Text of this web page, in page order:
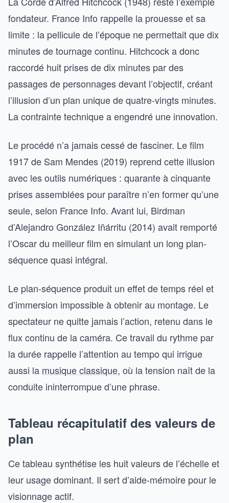
fondateur. France Info rappelle la prouesse et sa
limite : la pellicule de l’époque ne permettait que dix
minutes de tournage continu. Hitchcock a donc
raccordé huit prises de dix minutes par des
passages de personnages devant l’objectif, créant
l’illusion d’un plan unique de quatre-vingts minutes.
La contrainte technique a engendré une innovation.
Le procédé n’a jamais cessé de fasciner. Le film
1917 de Sam Mendes (2019) reprend cette illusion
avec les outils numériques : quarante à cinquante
prises assemblées pour paraître n’en former qu’une
seule, selon France Info. Avant lui, Birdman
d’Alejandro González Iñárritu (2014) avait remporté
l’Oscar du meilleur film en simulant un long plan-
séquence quasi intégral.
Le plan-séquence produit un effet de temps réel et
d’immersion impossible à obtenir au montage. Le
spectateur ne quitte jamais l’action, retenu dans le
flux continu de la caméra. Ce travail du rythme par
la durée rappelle l’attention au tempo qui irrigue
aussi la musique classique, où la tension naît de la
conduite ininterrompue d’une phrase.
Tableau récapitulatif des valeurs de
plan
Ce tableau synthétise les huit valeurs de l’échelle et
leur usage dominant. Il sert d’aide-mémoire pour le
visionnage actif.